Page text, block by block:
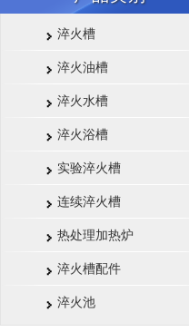
淬火槽
淬火油槽
淬火水槽
淬火浴槽
实验淬火槽
连续淬火槽
热处理加热炉
淬火槽配件
淬火池